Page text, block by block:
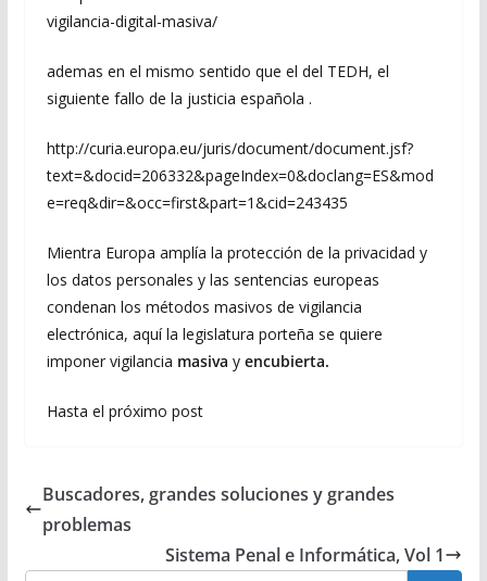
vigilancia-digital-masiva/
ademas en el mismo sentido que el del TEDH, el
siguiente fallo de la justicia española .
http://curia.europa.eu/juris/document/document.jsf?
text=&docid=206332&pageIndex=0&doclang=ES&mod
e=req&dir=&occ=first&part=1&cid=243435
Mientra Europa amplía la protección de la privacidad y
los datos personales y las sentencias europeas
condenan los métodos masivos de vigilancia
electrónica, aquí la legislatura porteña se quiere
imponer vigilancia masiva y encubierta.
Hasta el próximo post
Buscadores, grandes soluciones y grandes
problemas
Sistema Penal e Informática, Vol 1